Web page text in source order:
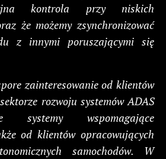
kontrola przy niskich
że możemy zsynchronizować
z innymi poruszającymi się
zainteresowanie od klientów
rozwoju systemów ADAS
systemy wspomagające
od klientów opracowujących
samochodów. W